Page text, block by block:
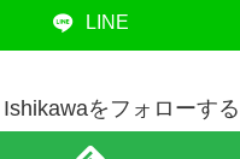
LINE
をフォローする